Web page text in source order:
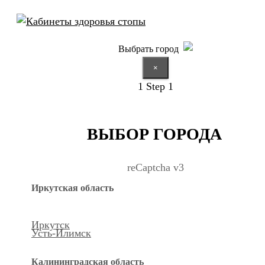
Выбрать город
×
1 Step 1
ВЫБОР ГОРОДА
reCaptcha v3
Иркутская область
Иркутск
Усть-Илимск
Калининградская область